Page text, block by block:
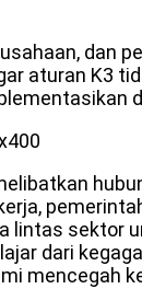
dan
aturan K3
lintas sektor
dari
mencegah